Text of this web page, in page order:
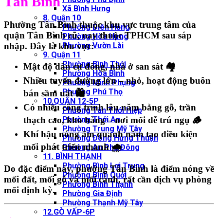
Xã Bình Hưng
8. Quận 10
Phường Diên Hồng
Phường Hòa Hưng
Phường Vườn Lài
9. Quận 11
Phường Bình Thới
Phường Hòa Bình
Phường Minh Phụng
Phường Phú Thọ
10.QUẬN 12-5P
Phường Tân Thới Hiệp
Phường Thới An
Phường Trung Mỹ Tây
Phường Đông Hưng Thuận
Phường An Phú Đông
11. BÌNH THẠNH
Phường Bình Lợi Trung
Phường Bình Quới
Phường Bình Thạnh
Phường Gia Định
Phường Thạnh Mỹ Tây
12.GÒ VẤP-6P
Phường Tân Bìnhthuộc khu vực trung tâm của
quận Tân Bình cũ, nay thuộc TPHCM sau sáp
nhập. Đây là khu vực:
Mật độ dân cư đông, nhà ở san sát 🏘️
Nhiều tuyến đường lớn – nhỏ, hoạt động buôn
bán sầm uất 🛍️
Có nhiều công trình lâu năm bằng gỗ, trần
thạch cao, kho hàng – nơi mối dễ trú ngụ 🪵
Khí hậu nóng ẩm quanh năm tạo điều kiện
mối phát triển nhanh 🌧️
Do đặc điểm này,phường Tân Bình là điểm nóng về
mối đất, mối gỗ và mối cánh, rất cần dịch vụ phòng
mối định kỳ.